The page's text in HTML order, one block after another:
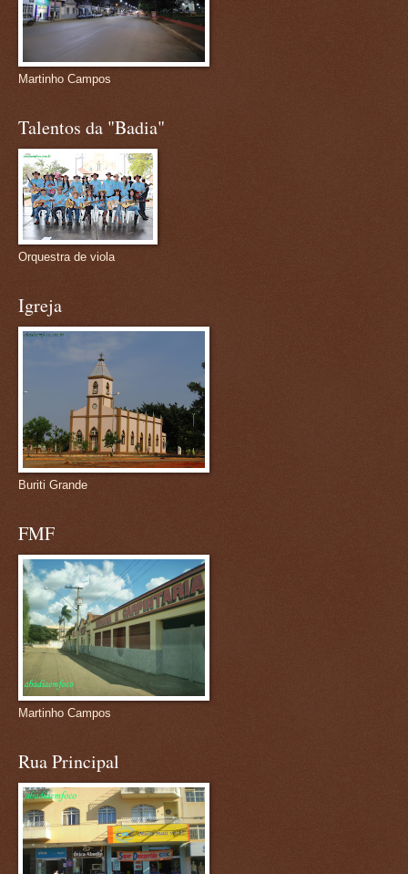
Martinho Campos
Talentos da "Badia"
Orquestra de viola
Igreja
Buriti Grande
FMF
Martinho Campos
Rua Principal